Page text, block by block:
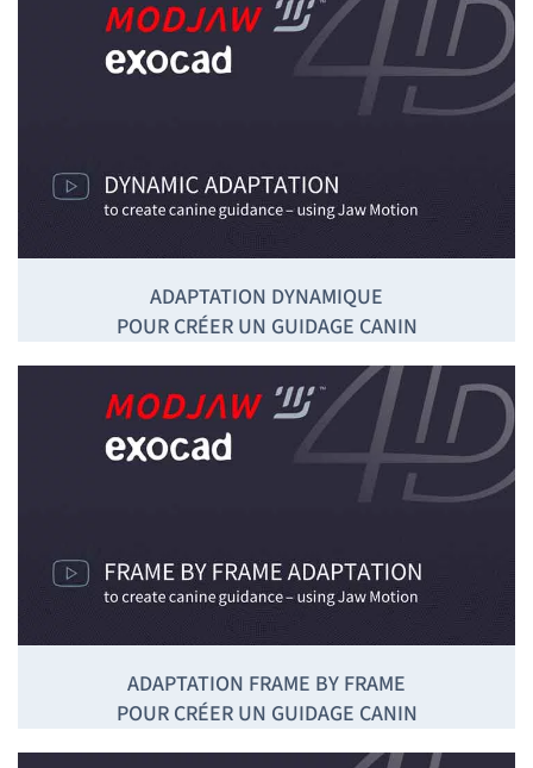
ADAPTATION DYNAMIQUE
POUR CRÉER UN GUIDAGE CANIN
ADAPTATION FRAME BY FRAME
POUR CRÉER UN GUIDAGE CANIN